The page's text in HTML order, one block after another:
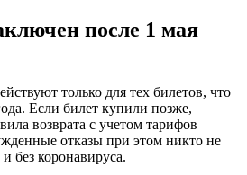
после 1 мая
только для тех билетов, что
Если билет купили позже,
возврата с учетом тарифов
отказы при этом никто не
без коронавируса.